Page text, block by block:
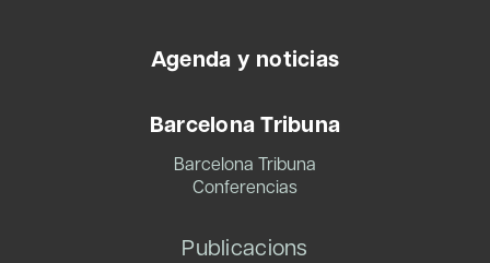
Agenda y noticias
Barcelona Tribuna
Barcelona Tribuna
Conferencias
Publicacions